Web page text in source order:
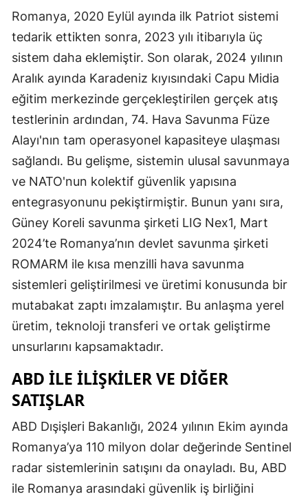
Romanya, 2020 Eylül ayında ilk Patriot sistemi
tedarik ettikten sonra, 2023 yılı itibarıyla üç
sistem daha eklemiştir. Son olarak, 2024 yılının
Aralık ayında Karadeniz kıyısındaki Capu Midia
eğitim merkezinde gerçekleştirilen gerçek atış
testlerinin ardından, 74. Hava Savunma Füze
Alayı'nın tam operasyonel kapasiteye ulaşması
sağlandı. Bu gelişme, sistemin ulusal savunmaya
ve NATO'nun kolektif güvenlik yapısına
entegrasyonunu pekiştirmiştir. Bunun yanı sıra,
Güney Koreli savunma şirketi LIG Nex1, Mart
2024’te Romanya’nın devlet savunma şirketi
ROMARM ile kısa menzilli hava savunma
sistemleri geliştirilmesi ve üretimi konusunda bir
mutabakat zaptı imzalamıştır. Bu anlaşma yerel
üretim, teknoloji transferi ve ortak geliştirme
unsurlarını kapsamaktadır.
ABD ILE İLIŞKILER VE DIĞER
SATIŞLAR
ABD Dışişleri Bakanlığı, 2024 yılının Ekim ayında
Romanya’ya 110 milyon dolar değerinde Sentinel
radar sistemlerinin satışını da onayladı. Bu, ABD
ile Romanya arasındaki güvenlik iş birliğini